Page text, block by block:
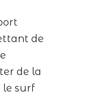
de
de la
le surf